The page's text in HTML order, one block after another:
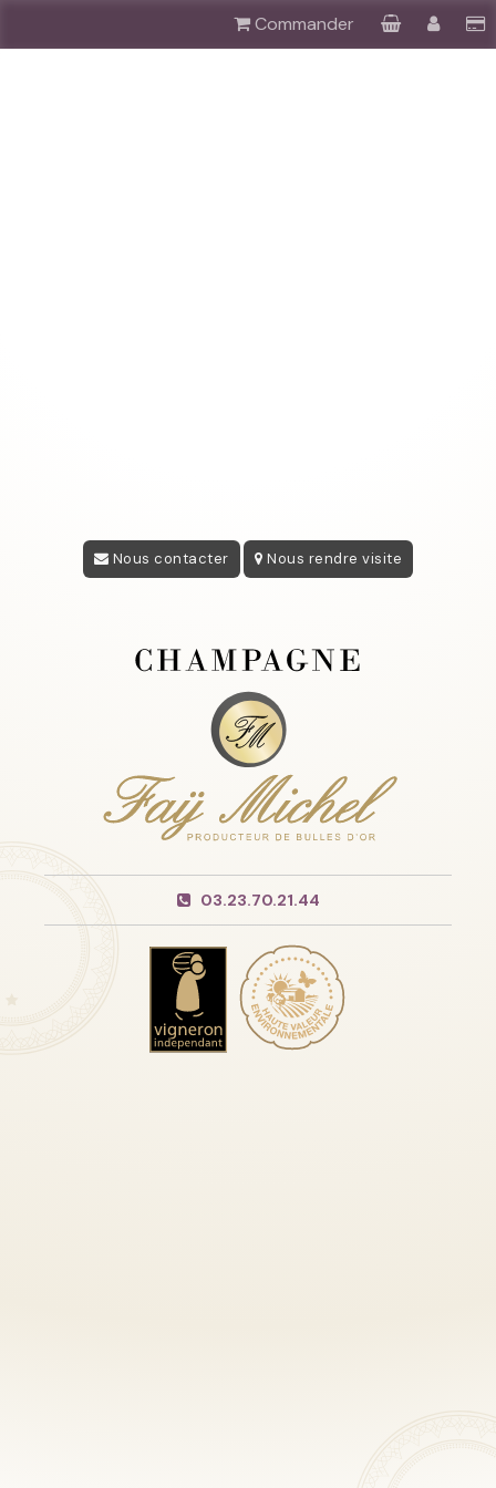
Commander
Nous contacter Nous rendre visite
03.23.70.21.44